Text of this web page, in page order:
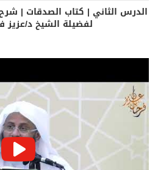
الدرس الثاني | كتاب الصدقات |
لفضيلة الشيخ د/عزيز